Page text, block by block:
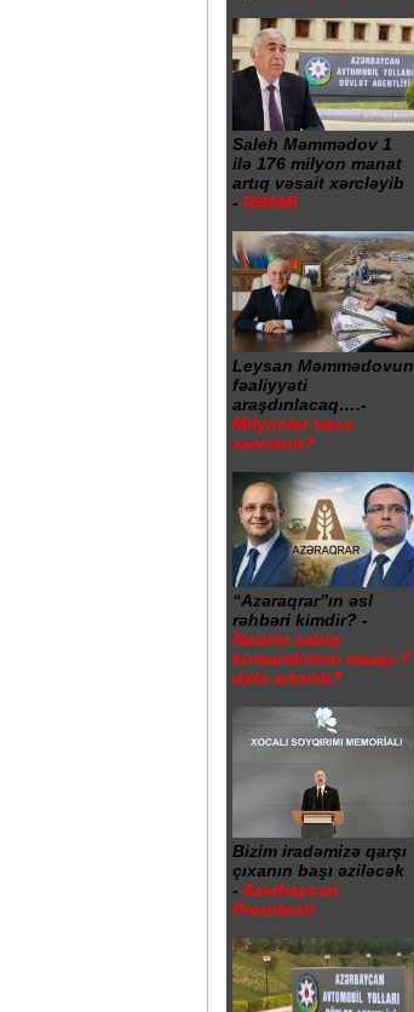
Saleh Məmmədov 1
ilə 176 milyon manat
artıq vəsait xərcləyib
- RƏSMİ
Leysan Məmmədovun
fəaliyyəti
araşdırılacaq….-
Milyonlar necə
xərclənir?
“Azəraqrar”ın əsl
rəhbəri kimdir? -
Nazirin sabiq
komandirinin maaşı 7
dəfə artırılıb?
Bizim iradəmizə qarşı
çıxanın başı əziləcək
- Azərbaycan
Prezidenti